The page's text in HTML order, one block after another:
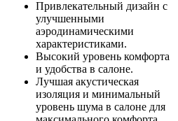
Привлекательный дизайн с
улучшенными
аэродинамическими
характеристиками.
Высокий уровень комфорта
и удобства в салоне.
Лучшая акустическая
изоляция и минимальный
уровень шума в салоне для